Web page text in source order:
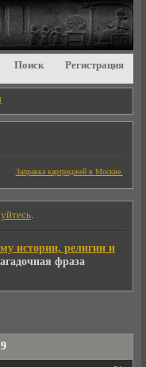
Поиск
Регистрация
Заправка картриджей в Москве.
.
истории, религии и
фраза